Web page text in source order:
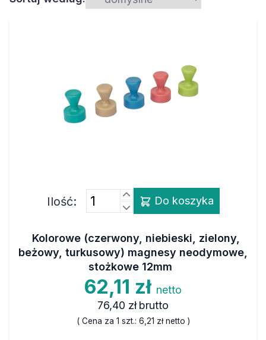
Ilość: Do koszyka
Kolorowe (czerwony, niebieski, zielony,
beżowy, turkusowy) magnesy neodymowe,
stożkowe 12mm
62,11 zł netto
76,40 zł brutto
( Cena za 1 szt.: 6,21 złnetto )